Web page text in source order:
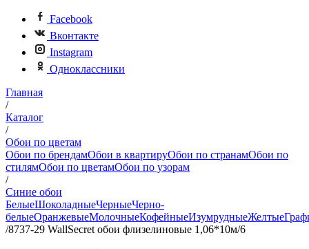
Facebook
Вконтакте
Instagram
Одноклассники
Главная
/
Каталог
/
Обои по цветам
Обои по брендамОбои в квартируОбои по странамОбои по
стилямОбои по цветамОбои по узорам
/
Синие обои
БелыеШоколадныеЧерныеЧерно-
белыеОранжевыеМолочныеКофейныеИзумрудныеЖелтые
/8737-29 WallSecret обои флизелиновые 1,06*10м/6